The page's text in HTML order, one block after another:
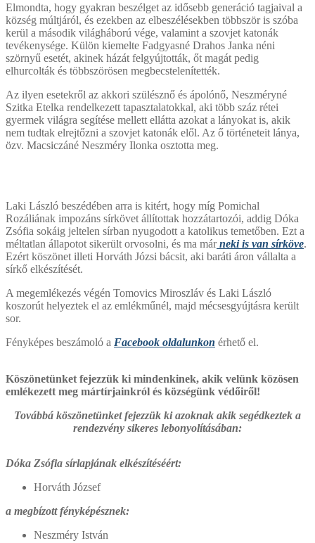
Elmondta, hogy gyakran beszélget az idősebb generáció tagjaival a
község múltjáról, és ezekben az elbeszélésekben többször is szóba
kerül a második világháború vége, valamint a szovjet katonák
tevékenysége. Külön kiemelte Fadgyasné Drahos Janka néni
szörnyű esetét, akinek házát felgyújtották, őt magát pedig
elhurcolták és többszörösen megbecstelenítették.
Az ilyen esetekről az akkori szülésznő és ápolónő, Neszméryné
Szitka Etelka rendelkezett tapasztalatokkal, aki több száz rétei
gyermek világra segítése mellett ellátta azokat a lányokat is, akik
nem tudtak elrejtőzni a szovjet katonák elől. Az ő történeteit lánya,
özv. Macsiczáné Neszméry Ilonka osztotta meg.
Laki László beszédében arra is kitért, hogy míg Pomichal
Rozáliának impozáns sírkövet állítottak hozzátartozói, addig Dóka
Zsófia sokáig jeltelen sírban nyugodott a katolikus temetőben. Ezt a
méltatlan állapotot sikerült orvosolni, és ma márneki is van sírköve.
Ezért köszönet illeti Horváth Józsi bácsit, aki baráti áron vállalta a
sírkő elkészítését.
A megemlékezés végén Tomovics Miroszláv és Laki László
koszorút helyeztek el az emlékműnél, majd mécsesgyújtásra került
sor.
Fényképes beszámoló a Facebook oldalunkon érhető el.
Köszönetünket fejezzük ki mindenkinek, akik velünk közösen
emlékezett meg mártírjainkról és községünk védőiről!
Továbbá köszönetünket fejezzük ki azoknak akik segédkeztek a
rendezvény sikeres lebonyolításában:
Dóka Zsófia sírlapjának elkészítéséért:
Horváth József
a megbízott fényképésznek:
Neszméry István